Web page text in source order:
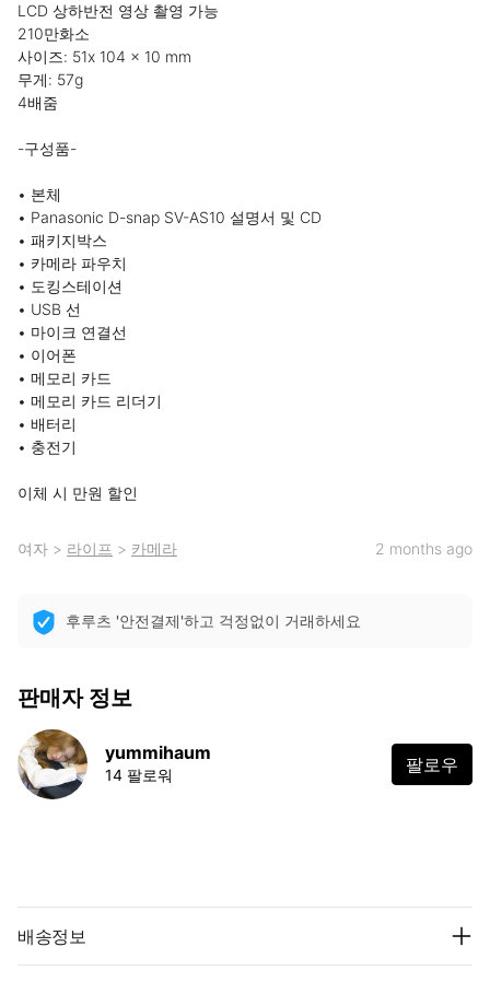
LCD 상하반전 영상 촬영 가능
210만화소
사이즈: 51x 104 x 10 mm
무게: 57g
4배줌
-구성품-
• 본체
• Panasonic D-snap SV-AS10 설명서 및 CD
• 패키지박스
• 카메라 파우치
• 도킹스테이션
• USB 선
• 마이크 연결선
• 이어폰
• 메모리 카드
• 메모리 카드 리더기
• 배터리
• 충전기
이체 시 만원 할인
여자 > 라이프 > 카메라 2 months ago
후루츠 '안전결제'하고 걱정없이 거래하세요
판매자 정보
yummihaum
14 팔로워 팔로우
배송정보